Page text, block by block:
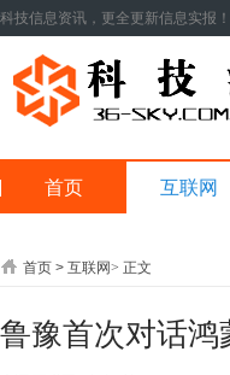
科技信息资讯，更全更新信息实报！
首页 互联网
首页 > 互联网> 正文
鲁豫首次对话鸿